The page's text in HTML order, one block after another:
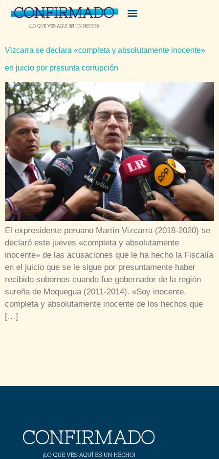
Vizcarra se declara «completa y absolutamente inocente»
en juicio por presunta corrupción
El expresidente peruano Martín Vizcarra (2018-2020) se
declaró este jueves «completa y absolutamente
inocente» de las acusaciones que le ha hecho la Fiscalía
en el juicio que se le sigue por presuntamente haber
recibido sobornos cuando fue gobernador de la región
sureña de Moquegua (2011-2014). «Soy inocente,
completa y absolutamente inocente de los hechos que
[…]